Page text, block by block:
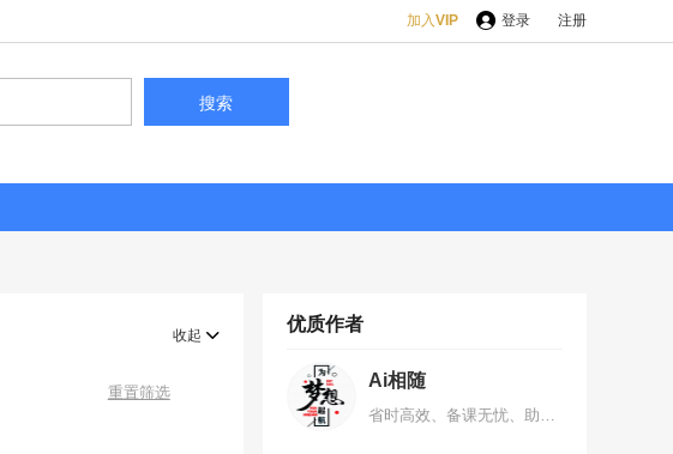
加入VIP 登录 注册
搜索
收起
重置筛选
优质作者
Ai相随
省时高效、备课无忧、助力提分，让备课事半功倍 、 让学习有迹可循，分享创造价值，欢迎各位咨询，微信419376535